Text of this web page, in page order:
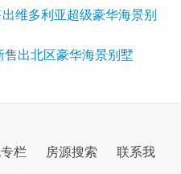
维多利亚超级豪华海景别
出北区豪华海景别墅
栏 房源搜索 联系我